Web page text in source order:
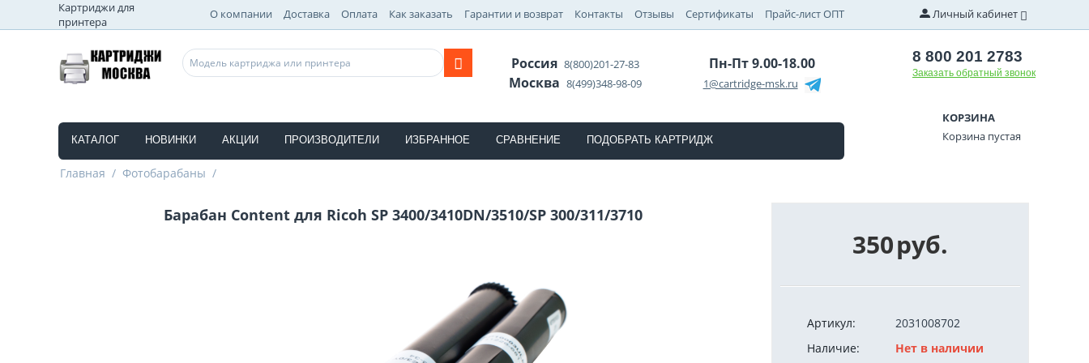
Картриджи для
принтера
О компании Доставка Оплата Как заказать Гарантии и возврат Контакты Отзывы Сертификаты Прайс-лист ОПТ Личный кабинет
Россия8(800)201-27-83
Москва8(499)348-98-09
Пн-Пт 9.00-18.00
1@cartridge-msk.ru
8 800 201 2783
Заказать обратный звонок
КАТАЛОГ НОВИНКИ АКЦИИ ПРОИЗВОДИТЕЛИ ИЗБРАННОЕ СРАВНЕНИЕ ПОДОБРАТЬ КАРТРИДЖ
КОРЗИНА
Корзина пустая
Главная / Фотобарабаны /
Барабан Content для Ricoh SP 3400/3410DN/3510/SP 300/311/3710
350руб.
Артикул:
2031008702
Наличие:
Нет в наличии